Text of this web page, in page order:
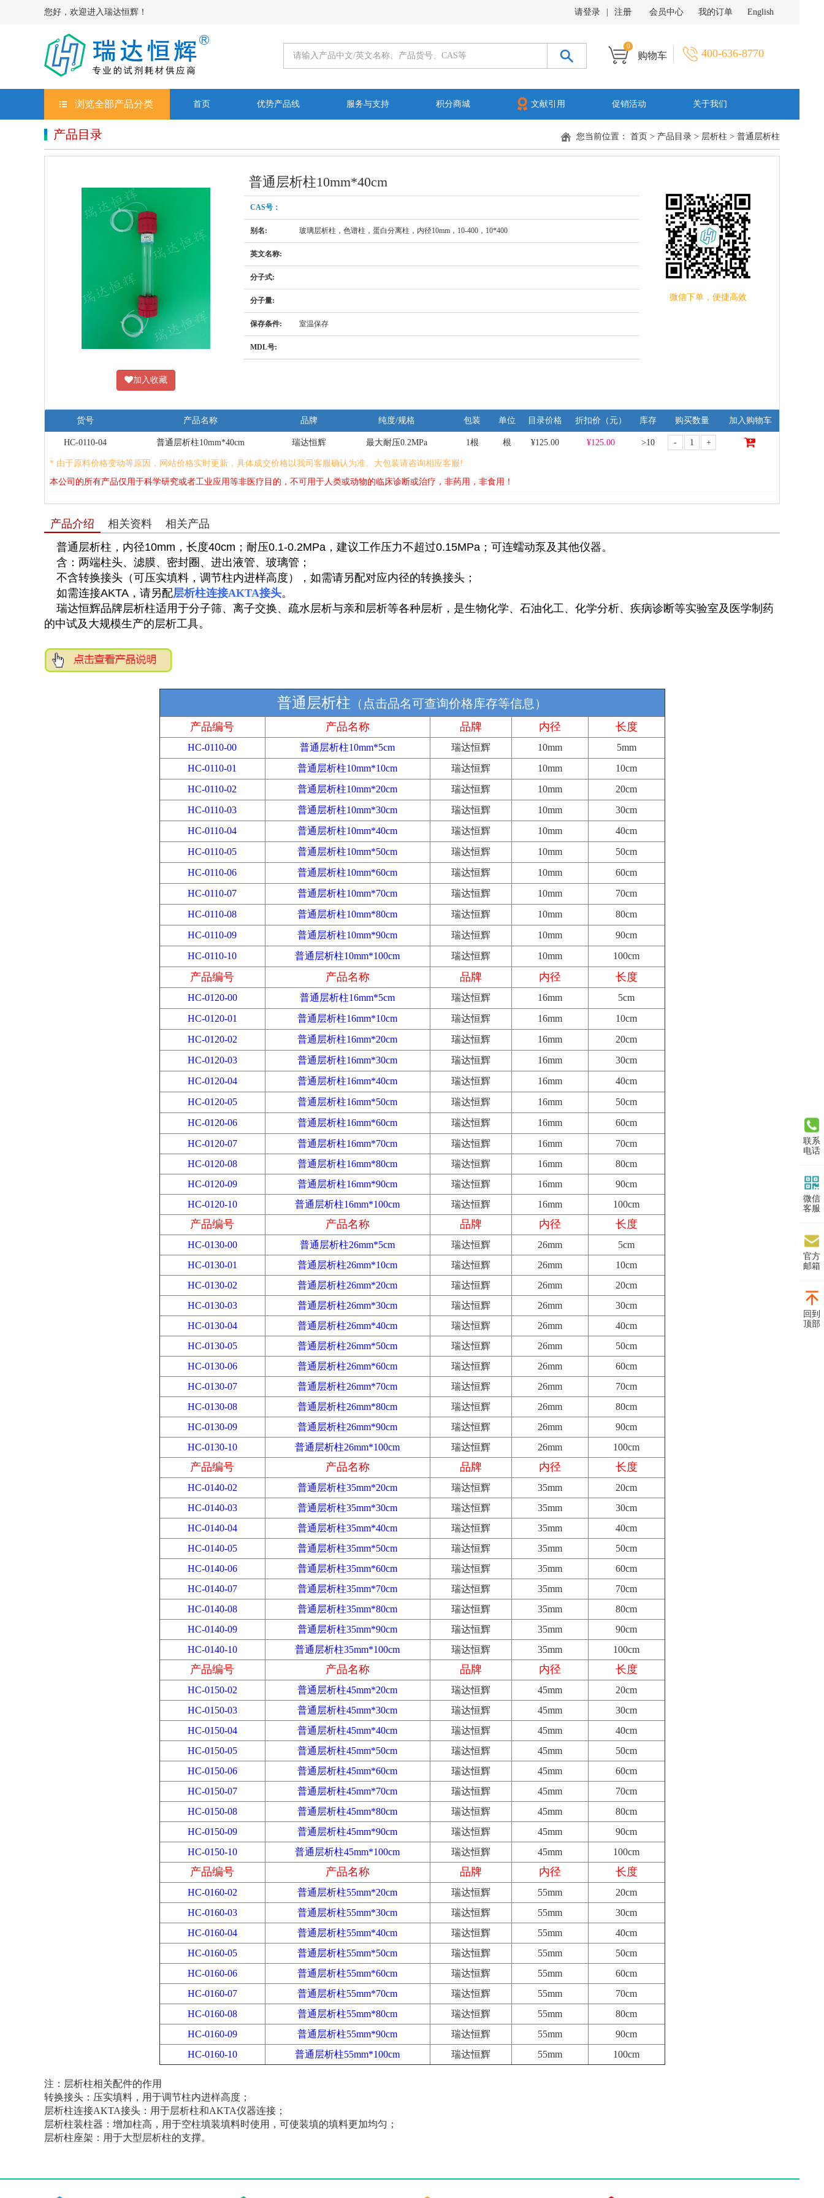
您好，欢迎进入瑞达恒辉！ 请登录 注册 会员中心 我的订单 English
0
购物车 400-636-8770
浏览全部产品分类 首页 优势产品线 服务与支持 积分商城 文献引用 促销活动 关于我们
产品目录 您当前位置： 首页 > 产品目录 > 层析柱 > 普通层析柱
加入收藏
普通层析柱10mm*40cm
CAS号：
别名: 玻璃层析柱，色谱柱，蛋白分离柱，内径10mm，10-400，10*400
英文名称:
分子式:
分子量:
保存条件: 室温保存
MDL号:
微信下单，便捷高效
货号 产品名称 品牌 纯度/规格 包装 单位 目录价格 折扣价（元） 库存 购买数量 加入购物车
HC-0110-04 普通层析柱10mm*40cm 瑞达恒辉 最大耐压0.2MPa 1根 根 ¥125.00 ¥125.00 >10 - +
* 由于原料价格变动等原因，网站价格实时更新，具体成交价格以我司客服确认为准。大包装请咨询相应客服!
本公司的所有产品仅用于科学研究或者工业应用等非医疗目的，不可用于人类或动物的临床诊断或治疗，非药用，非食用！
产品介绍 相关资料
相关产品
普通层析柱，内径10mm，长度40cm；耐压0.1-0.2MPa，建议工作压力不超过0.15MPa；可连蠕动泵及其他仪器。
含：两端柱头、滤膜、密封圈、进出液管、玻璃管；
不含转换接头（可压实填料，调节柱内进样高度）
，如需请另配对应内径的转换接头 ；
如需连接AKTA，请另配层析柱连接AKTA接头。
瑞达恒辉品牌层析柱适用于分子筛、离子交换、疏水层析与亲和层析等各种层析 ，是生物化学、石油化工、化学分析、疾病诊断等实验室及医学制药
的中试及大规模生产的层析工具。
普通层析柱 （点击品名可查询价格库存等信息）
产品编号 产品名称 品牌 内径 长度
HC-0110-00 普通层析柱10mm*5cm 瑞达恒辉 10mm
5mm
HC-0110-01
普通层析柱10mm*10cm 瑞达恒辉 10mm
10cm
HC-0110-02
普通层析柱10mm*20cm 瑞达恒辉 10mm
20cm
HC-0110-03
普通层析柱10mm*30cm 瑞达恒辉 10mm
30cm
HC-0110-04
普通层析柱10mm*40cm 瑞达恒辉 10mm
40cm
HC-0110-05
普通层析柱10mm*50cm 瑞达恒辉 10mm
50cm
HC-0110-06
普通层析柱10mm*60cm 瑞达恒辉 10mm
60cm
HC-0110-07
普通层析柱10mm*70cm 瑞达恒辉 10mm
70cm
HC-0110-08
普通层析柱10mm*80cm 瑞达恒辉 10mm
80cm
HC-0110-09
普通层析柱10mm*90cm 瑞达恒辉 10mm
90cm
HC-0110-10
普通层析柱10mm*100cm 瑞达恒辉 10mm 100cm
产品编号 产品名称 品牌 内径 长度
HC-0120-00 普通层析柱16mm*5cm 瑞达恒辉 16mm
5cm
HC-0120-01
普通层析柱16mm*10cm 瑞达恒辉 16mm
10cm
HC-0120-02
普通层析柱16mm*20cm 瑞达恒辉 16mm
20cm
HC-0120-03
普通层析柱16mm*30cm 瑞达恒辉 16mm
30cm
HC-0120-04
普通层析柱16mm*40cm 瑞达恒辉 16mm
40cm
HC-0120-05
普通层析柱16mm*50cm 瑞达恒辉 16mm
50cm
HC-0120-06
普通层析柱16mm*60cm 瑞达恒辉 16mm
60cm
HC-0120-07
普通层析柱16mm*70cm 瑞达恒辉 16mm
70cm
HC-0120-08
普通层析柱16mm*80cm 瑞达恒辉 16mm
80cm
HC-0120-09
普通层析柱16mm*90cm 瑞达恒辉 16mm
90cm
HC-0120-10
普通层析柱16mm*100cm 瑞达恒辉 16mm 100cm
产品编号 产品名称 品牌 内径 长度
HC-0130-00 普通层析柱26mm*5cm 瑞达恒辉 26mm
5cm
HC-0130-01
普通层析柱26mm*10cm 瑞达恒辉 26mm
10cm
HC-0130-02
普通层析柱26mm*20cm 瑞达恒辉 26mm
20cm
HC-0130-03
普通层析柱26mm*30cm 瑞达恒辉 26mm
30cm
HC-0130-04
普通层析柱26mm*40cm 瑞达恒辉 26mm
40cm
HC-0130-05
普通层析柱26mm*50cm 瑞达恒辉 26mm
50cm
HC-0130-06
普通层析柱26mm*60cm 瑞达恒辉 26mm
60cm
HC-0130-07
普通层析柱26mm*70cm 瑞达恒辉 26mm
70cm
HC-0130-08
普通层析柱26mm*80cm 瑞达恒辉 26mm
80cm
HC-0130-09
普通层析柱26mm*90cm 瑞达恒辉 26mm
90cm
HC-0130-10
普通层析柱26mm*100cm 瑞达恒辉 26mm 100cm
产品编号 产品名称 品牌 内径 长度
HC-0140-02 普通层析柱35mm*20cm 瑞达恒辉 35mm
20cm
HC-0140-03
普通层析柱35mm*30cm 瑞达恒辉 35mm
30cm
HC-0140-04
普通层析柱35mm*40cm 瑞达恒辉 35mm
40cm
HC-0140-05
普通层析柱35mm*50cm 瑞达恒辉 35mm
50cm
HC-0140-06
普通层析柱35mm*60cm 瑞达恒辉 35mm
60cm
HC-0140-07
普通层析柱35mm*70cm 瑞达恒辉 35mm
70cm
HC-0140-08
普通层析柱35mm*80cm 瑞达恒辉 35mm
80cm
HC-0140-09
普通层析柱35mm*90cm 瑞达恒辉 35mm
90cm
HC-0140-10
普通层析柱35mm*100cm 瑞达恒辉 35mm 100cm
产品编号 产品名称 品牌 内径 长度
HC-0150-02 普通层析柱45mm*20cm 瑞达恒辉 45mm
20cm
HC-0150-03
普通层析柱45mm*30cm 瑞达恒辉 45mm
30cm
HC-0150-04
普通层析柱45mm*40cm 瑞达恒辉 45mm
40cm
HC-0150-05
普通层析柱45mm*50cm 瑞达恒辉 45mm
50cm
HC-0150-06
普通层析柱45mm*60cm 瑞达恒辉 45mm
60cm
HC-0150-07
普通层析柱45mm*70cm 瑞达恒辉 45mm
70cm
HC-0150-08
普通层析柱45mm*80cm 瑞达恒辉 45mm
80cm
HC-0150-09
普通层析柱45mm*90cm 瑞达恒辉 45mm
90cm
HC-0150-10
普通层析柱45mm*100cm 瑞达恒辉 45mm 100cm
产品编号 产品名称 品牌 内径 长度
HC-0160-02 普通层析柱55mm*20cm 瑞达恒辉 55mm
20cm
HC-0160-03
普通层析柱55mm*30cm 瑞达恒辉 55mm
30cm
HC-0160-04
普通层析柱55mm*40cm 瑞达恒辉 55mm
40cm
HC-0160-05
普通层析柱55mm*50cm 瑞达恒辉 55mm
50cm
HC-0160-06
普通层析柱55mm*60cm 瑞达恒辉 55mm
60cm
HC-0160-07
普通层析柱55mm*70cm 瑞达恒辉 55mm
70cm
HC-0160-08
普通层析柱55mm*80cm 瑞达恒辉 55mm
80cm
HC-0160-09
普通层析柱55mm*90cm 瑞达恒辉 55mm
90cm
HC-0160-10
普通层析柱55mm*100cm 瑞达恒辉 55mm 100cm
注：层析柱相关配件的作用
转换接头：压实填料，用于调节柱内进样高度；
层析柱连接AKTA接头：用于层析柱和AKTA仪器连接；
层析柱装柱器：增加柱高，用于空柱填装填料时使用，可使装填的填料更加均匀；
层析柱座架：用于大型层析柱的支撑。
联系
电话
微信
客服
官方
邮箱
回到
顶部